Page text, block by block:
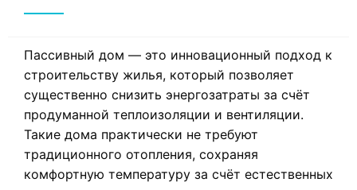
Пассивный дом — это инновационный подход к
строительству жилья, который позволяет
существенно снизить энергозатраты за счёт
продуманной теплоизоляции и вентиляции.
Такие дома практически не требуют
традиционного отопления, сохраняя
комфортную температуру за счёт естественных